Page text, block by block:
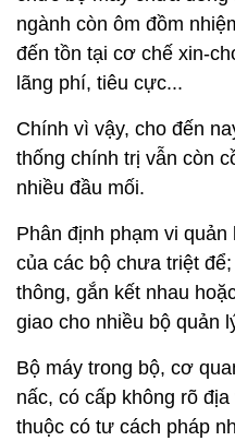
ngành còn ôm đồm
đến tồn tại cơ chế xin-
lãng phí, tiêu cực...
Chính vì vậy, cho đến
thống chính trị vẫn còn
nhiều đầu mối.
Phân định phạm vi
của các bộ chưa triệt
thông, gắn kết nhau
giao cho nhiều bộ quản
Bộ máy trong bộ, cơ
nấc, có cấp không rõ
thuộc có tư cách pháp